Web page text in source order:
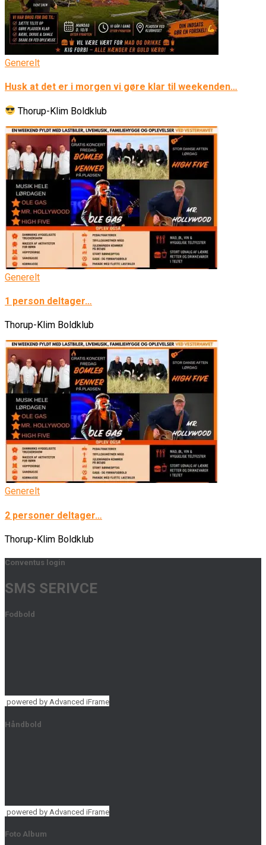
Generelt
Husk at det er i morgen vi gøre klar til weekenden…
Thorup-Klim Boldklub
Generelt
1 person deltager…
Thorup-Klim Boldklub
Generelt
2 personer deltager…
Thorup-Klim Boldklub
Conventus login
SMS SERIVCE
Fodbold
powered by Advanced iFrame
Håndbold
powered by Advanced iFrame
Foto Album